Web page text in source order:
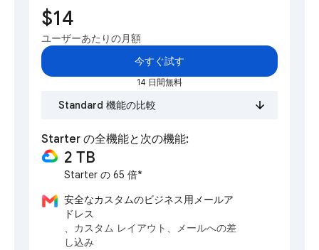
$14
ユーザーあたりの月額
今すぐ試す
14 日間無料
Standard 機能の比較
Starter の全機能と次の機能:
2 TB
Starter の 65 倍*
安全なカスタムのビジネス用メールア
ドレス
、カスタム レイアウト、メールへの差
し込み